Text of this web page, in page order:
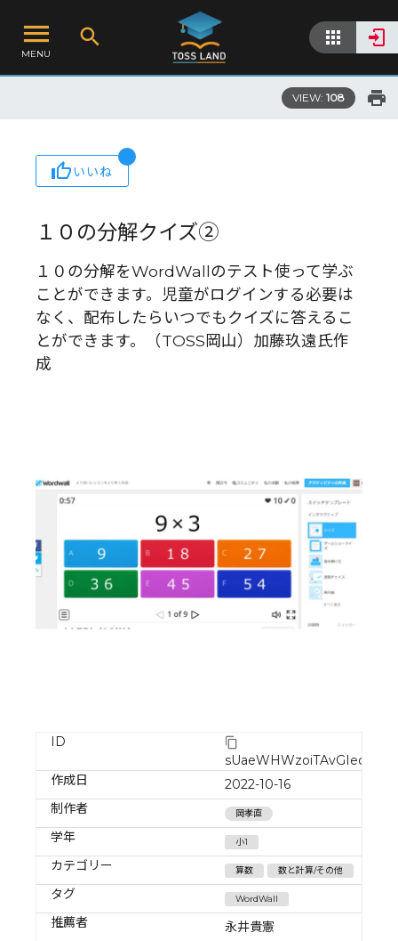
MENU
VIEW: 108
いいね
１０の分解クイズ②
１０の分解をWordWallのテスト使って学ぶ
ことができます。児童がログインする必要は
なく、配布したらいつでもクイズに答えるこ
とができます。（TOSS岡山）加藤玖遠氏作
成
ID
sUaeWHWzoiTAvGIecXrN
作成日
2022-10-16
制作者
岡孝直
学年 小1
カテゴリー 算数 数と計算/その他
タグ WordWall
推薦者
永井貴憲